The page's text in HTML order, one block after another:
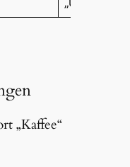
„Kaffee“